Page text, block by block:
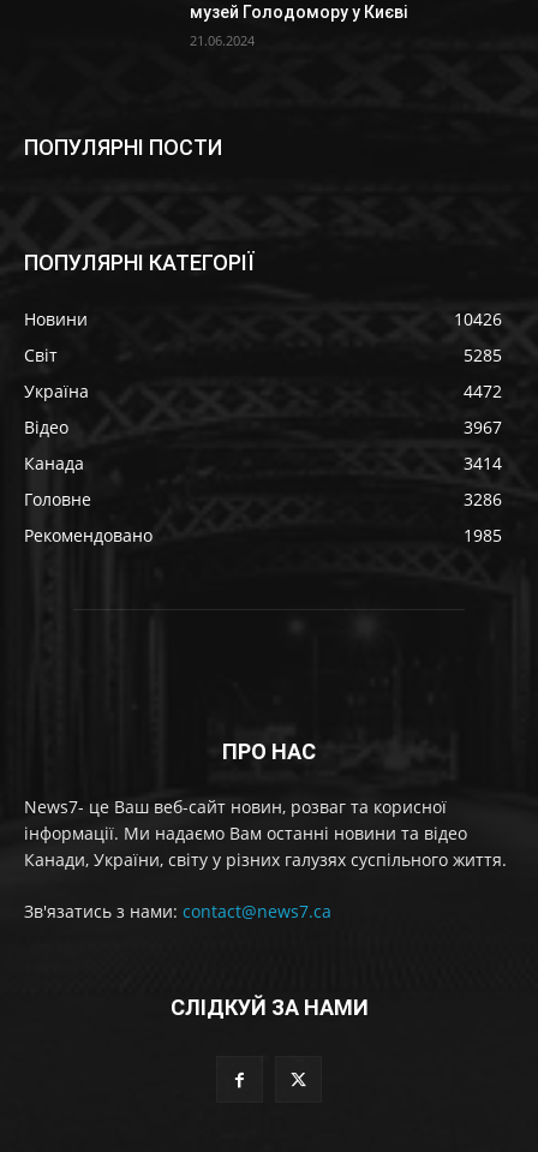
музей Голодомору у Києві
21.06.2024
ПОПУЛЯРНІ ПОСТИ
ПОПУЛЯРНІ КАТЕГОРІЇ
Новини
10426
Світ
5285
Україна
4472
Відео
3967
Канада
3414
Головне
3286
Рекомендовано
1985
ПРО НАС
News7- це Ваш веб-сайт новин, розваг та корисної
інформації. Ми надаємо Вам останні новини та відео
Канади, України, світу у різних галузях суспільного життя.
Зв'язатись з нами: contact@news7.ca
СЛІДКУЙ ЗА НАМИ